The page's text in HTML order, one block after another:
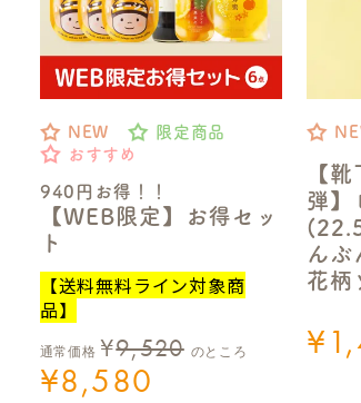
NEW
限定商品
おすすめ
940円お得！！
【WEB限定】お得セッ
ト
【送料無料ライン対象商
品】
通常価格 ¥9,520 のところ
¥8,580
【
弾】
んぶ
花柄
¥